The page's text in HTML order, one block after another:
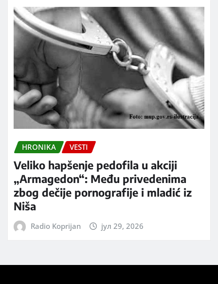
HRONIKA VESTI
Veliko hapšenje pedofila u akciji
„Armagedon“: Među privedenima
zbog dečije pornografije i mladić iz
Niša
Radio Koprijan јул 29, 2026